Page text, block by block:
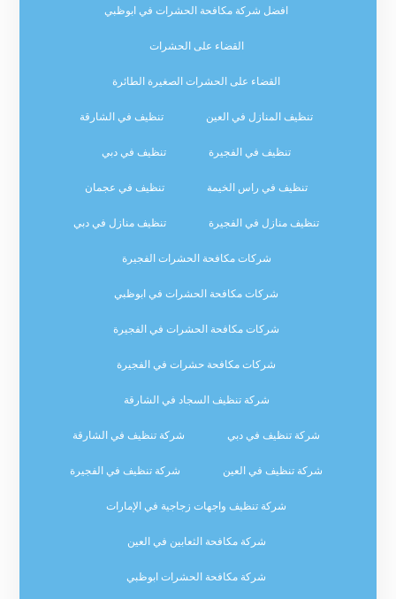
افضل شركة مكافحة الحشرات في ابوظبي
القضاء على الحشرات
القضاء على الحشرات الصغيرة الطائرة
تنظيف المنازل في العين تنظيف في الشارقة
تنظيف في الفجيرة تنظيف في دبي
تنظيف في راس الخيمة تنظيف في عجمان
تنظيف منازل في الفجيرة تنظيف منازل في دبي
شركات مكافحة الحشرات الفجيرة
شركات مكافحة الحشرات في ابوظبي
شركات مكافحة الحشرات في الفجيرة
شركات مكافحة حشرات في الفجيرة
شركة تنظيف السجاد في الشارقة
شركة تنظيف في دبي شركة تنظيف في الشارقة
شركة تنظيف في العين شركة تنظيف في الفجيرة
شركة تنظيف واجهات زجاجية في الإمارات
شركة مكافحة الثعابين في العين
شركة مكافحة الحشرات ابوظبي